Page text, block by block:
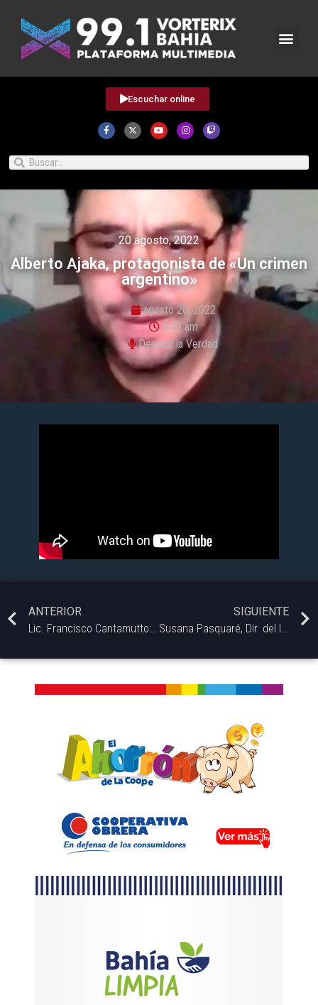
Escuchar online
20 agosto, 2022
Alberto Ajaka, protagonista de «Un crimen
argentino»
agosto 20, 2022
8:49 am
Decime la Verdad
ANTERIOR
SIGUIENTE